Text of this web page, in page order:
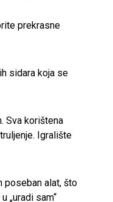
prekrasne
sidara koja se
Sva korištena
Igralište
poseban alat, što
„uradi sam“